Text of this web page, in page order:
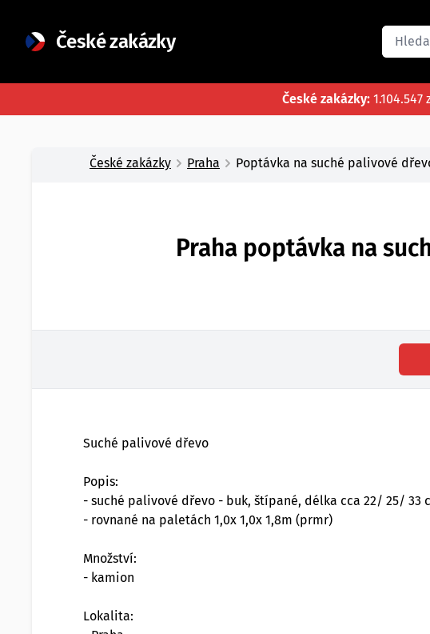
České zakázky
České zakázky:
České zakázky Praha Poptávka na suché palivové
Praha poptávka na
Suché palivové dřevo
Popis:
- suché palivové dřevo - buk, štípané, délka cca 22/ 25/ 33
- rovnané na paletách 1,0x 1,0x 1,8m (prmr)
Množství:
- kamion
Lokalita: